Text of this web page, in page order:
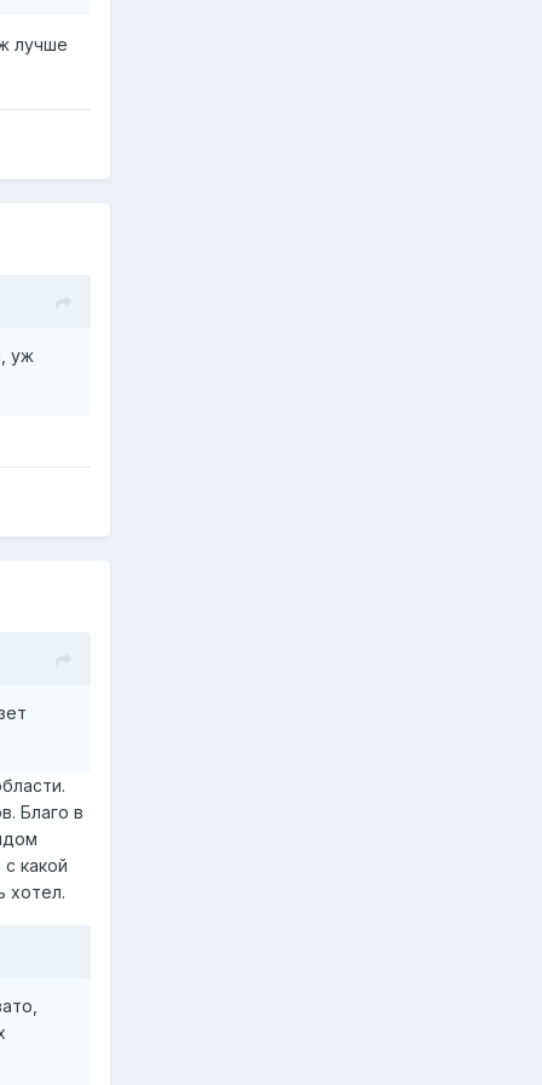
лучше
уж
Благо в
какой
хотел.